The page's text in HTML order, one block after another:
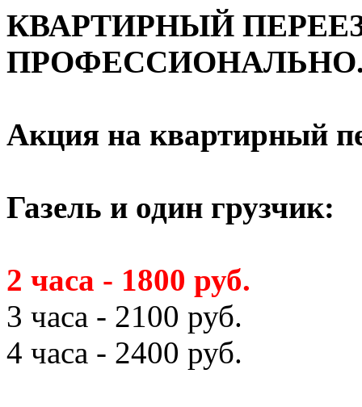
КВАРТИРНЫЙ
Акция на квартирный
Газель и один грузчик:
2 часа - 1800 руб.
3 часа - 2100 руб.
4 часа - 2400 руб.